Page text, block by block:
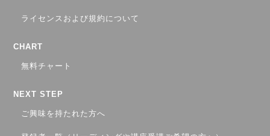
ライセンスおよび規約について
CHART
無料チャート
NEXT STEP
ご興味を持たれた方へ